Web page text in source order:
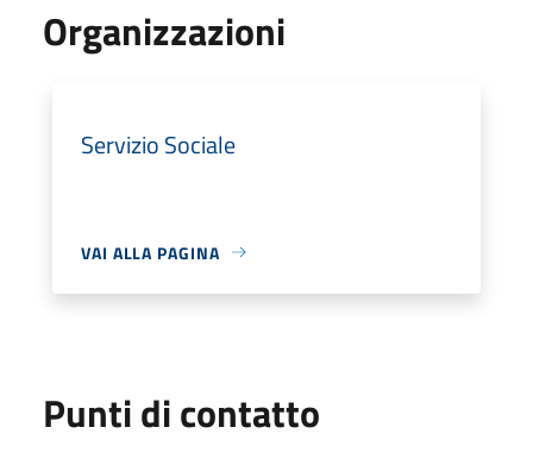
Organizzazioni
Servizio Sociale
VAI ALLA PAGINA
Punti di contatto